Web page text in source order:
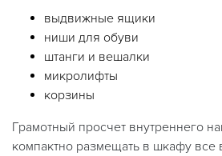
выдвижные ящики
ниши для обуви
штанги и вешалки
микролифты
корзины
Грамотный просчет внутреннего
компактно размещать в шкафу все